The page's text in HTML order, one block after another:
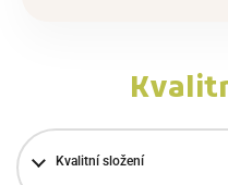
Kvalitní složení